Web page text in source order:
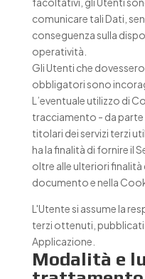
comunicare tali Dati,
conseguenza sulla
operatività.
Gli Utenti che
obbligatori sono
L’eventuale utilizzo di
tracciamento - da parte
titolari dei servizi terzi
ha la finalità di fornire il
oltre alle ulteriori
documento e nella
L'Utente si assume la
terzi ottenuti,
Applicazione.
Modalità e